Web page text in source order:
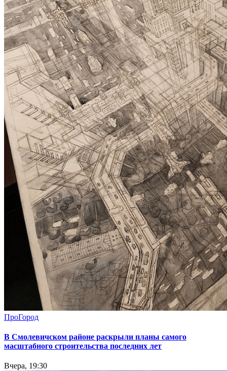
ПроГород
В Смолевичском районе раскрыли планы самого
масштабного строительства последних лет
Вчера, 19:30